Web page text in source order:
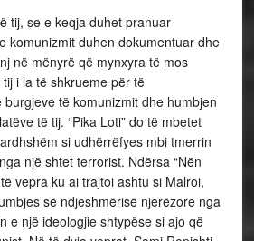
tij, se e keqja duhet pranuar
komunizmit duhen dokumentuar dhe
në mënyrë që mynxyra të mos
i la të shkrueme për të
të komunizmit dhe humbjen
të tij. “Pika Loti” do të mbetet
si udhërrëfyes mbi tmerrin
një shtet terrorist. Ndërsa “Nën
vepra ku ai trajtoi ashtu si Malroi,
së ndjeshmërisë njerëzore nga
e një ideologjie shtypëse si ajo që